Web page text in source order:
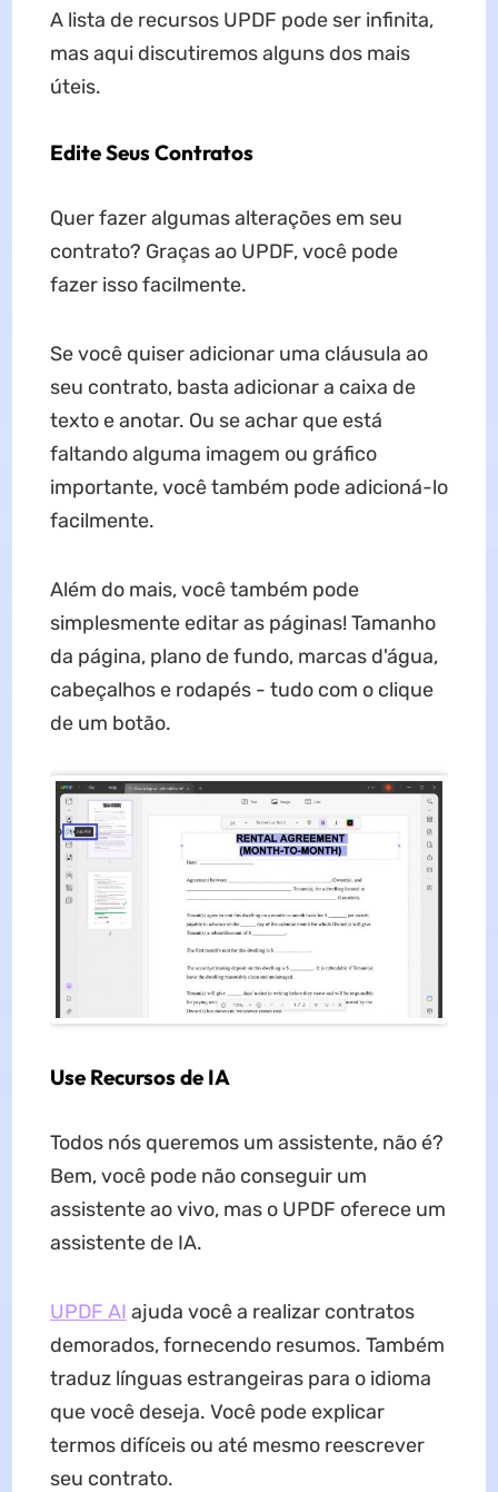
A lista de recursos UPDF pode ser infinita,
mas aqui discutiremos alguns dos mais
úteis.
Edite Seus Contratos
Quer fazer algumas alterações em seu
contrato? Graças ao UPDF, você pode
fazer isso facilmente.
Se você quiser adicionar uma cláusula ao
seu contrato, basta adicionar a caixa de
texto e anotar. Ou se achar que está
faltando alguma imagem ou gráfico
importante, você também pode adicioná-lo
facilmente.
Além do mais, você também pode
simplesmente editar as páginas! Tamanho
da página, plano de fundo, marcas d'água,
cabeçalhos e rodapés - tudo com o clique
de um botão.
Use Recursos de IA
Todos nós queremos um assistente, não é?
Bem, você pode não conseguir um
assistente ao vivo, mas o UPDF oferece um
assistente de IA.
UPDF AI ajuda você a realizar contratos
demorados, fornecendo resumos. Também
traduz línguas estrangeiras para o idioma
que você deseja. Você pode explicar
termos difíceis ou até mesmo reescrever
seu contrato.